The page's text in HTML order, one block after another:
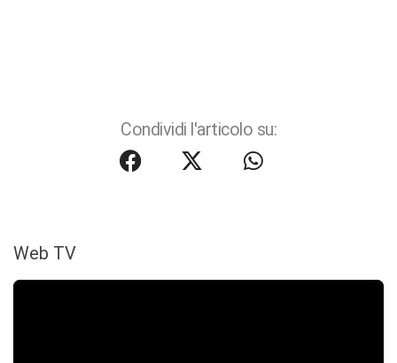
Condividi l'articolo su:
Web TV